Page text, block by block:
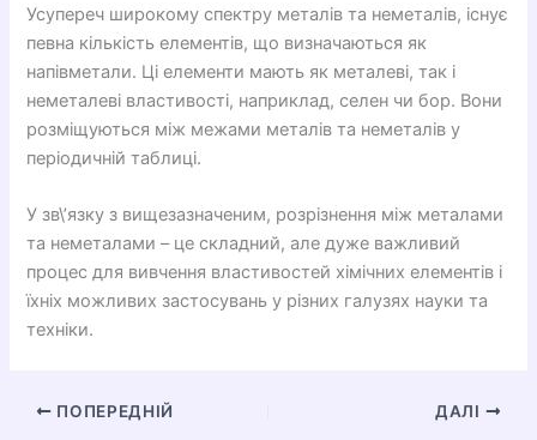
Усупереч широкому спектру металів та неметалів, існує
певна кількість елементів, що визначаються як
напівметали. Ці елементи мають як металеві, так і
неметалеві властивості, наприклад, селен чи бор. Вони
розміщуються між межами металів та неметалів у
періодичній таблиці.
У зв\’язку з вищезазначеним, розрізнення між металами
та неметалами – це складний, але дуже важливий
процес для вивчення властивостей хімічних елементів і
їхніх можливих застосувань у різних галузях науки та
техніки.
ПОПЕРЕДНІЙ ДАЛІ